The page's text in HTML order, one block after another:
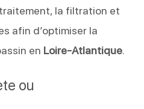
la filtration et
afin d’optimiser la
en Loire-Atlantique.
ou